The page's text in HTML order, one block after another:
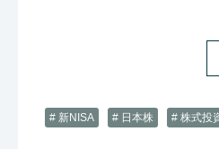
# 新NISA # 日本株 # 株式投